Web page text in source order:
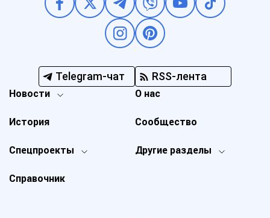
Telegram-чат RSS-лента
Новости
Спецпроекты Другие разделы
История
О нас
Справочник
Сообщество